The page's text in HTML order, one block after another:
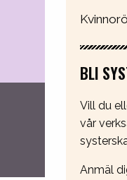
BLI
Vill du
vår
Anmäl